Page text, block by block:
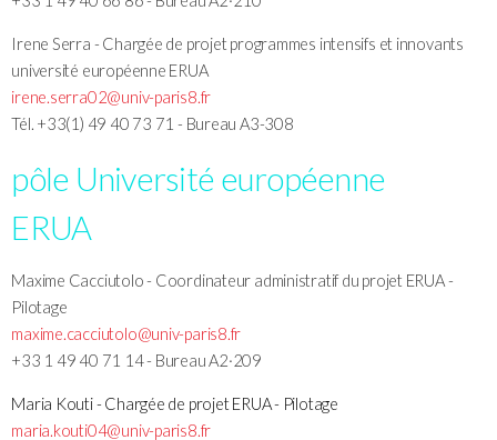
Irene Serra - Chargée de projet programmes intensifs et innovants
université européenne ERUA
irene.serra02@univ-paris8.fr
Tél. +33(1) 49 40 73 71 - Bureau A3-308
pôle Université européenne
ERUA
Maxime Cacciutolo - Coordinateur administratif du projet ERUA -
Pilotage
maxime.cacciutolo@univ-paris8.fr
+33 1 49 40 71 14 - Bureau A2·209
Maria Kouti - Chargée de projet ERUA - Pilotage
maria.kouti04@univ-paris8.fr